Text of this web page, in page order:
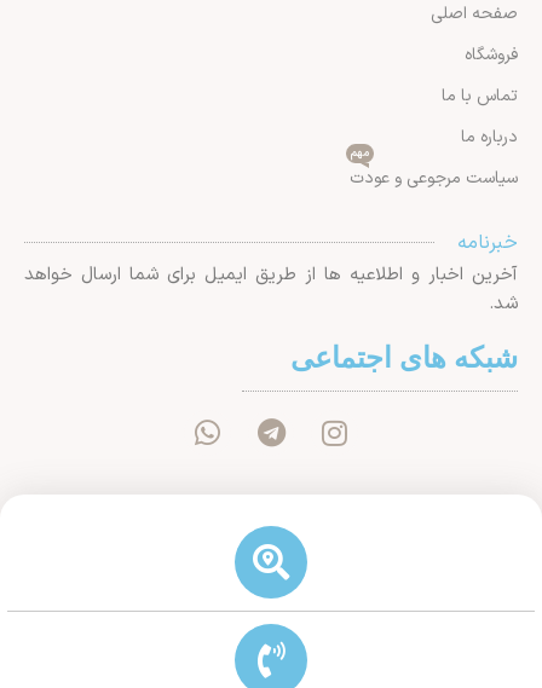
صفحه اصلی
فروشگاه
تماس با ما
درباره ما
سیاست مرجوعی و عودت
مهم
خبرنامه
آخرین اخبار و اطلاعیه ها از طریق ایمیل برای شما ارسال خواهد
شد.
شبکه های اجتماعی